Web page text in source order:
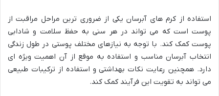
استفاده از کرم های آبرسان یکی از ضروری ترین مراحل مراقبت از
پوست است که می تواند در هر سنی به حفظ سلامت و شادابی
پوست کمک کند. با توجه به نیازهای مختلف پوستی در طول زندگی
انتخاب آبرسان مناسب و استفاده به موقع از آن اهمیت ویژه ای
دارد. همچنین رعایت نکات بهداشتی و استفاده از ترکیبات طبیعی
می تواند به تقویت این فرآیند کمک کند.